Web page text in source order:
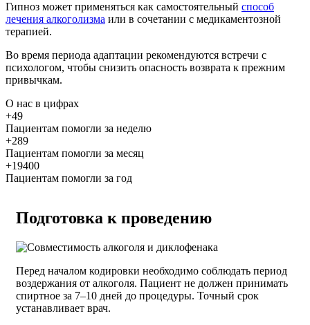
Гипноз может применяться как самостоятельный способ
лечения алкоголизма или в сочетании с медикаментозной
терапией.
Во время периода адаптации рекомендуются встречи с
психологом, чтобы снизить опасность возврата к прежним
привычкам.
О нас в цифрах
+49
Пациентам помогли за неделю
+289
Пациентам помогли за месяц
+19400
Пациентам помогли за год
Подготовка к проведению
Перед началом кодировки необходимо соблюдать период
воздержания от алкоголя. Пациент не должен принимать
спиртное за 7–10 дней до процедуры. Точный срок
устанавливает врач.